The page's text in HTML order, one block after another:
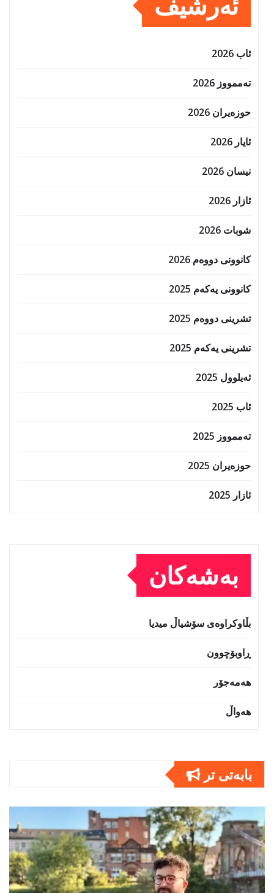
ئاب 2026
تەممووز 2026
حوزه‌یران 2026
ئایار 2026
نیسان 2026
ئازار 2026
شوبات 2026
کانوونی دووەم 2026
کانوونی یەکەم 2025
تشرینی دووەم 2025
تشرینی یەکەم 2025
ئەیلوول 2025
ئاب 2025
تەممووز 2025
حوزه‌یران 2025
ئازار 2025
بەشەکان
بڵاوکراوەی سۆشیاڵ میدیا
ڕاوبۆچوون
هەمەجۆر
هەواڵ
بابەتى تر